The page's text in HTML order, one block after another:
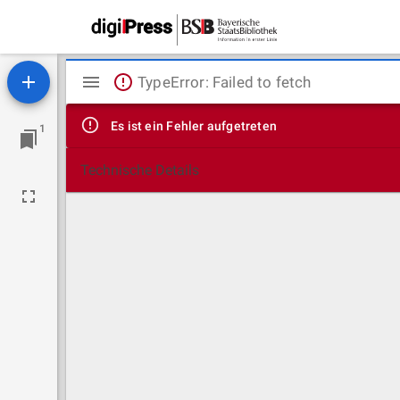
1
Mirador
Viewer
TypeError: Failed to fetch
Es ist ein Fehler aufgetreten
Technische Details